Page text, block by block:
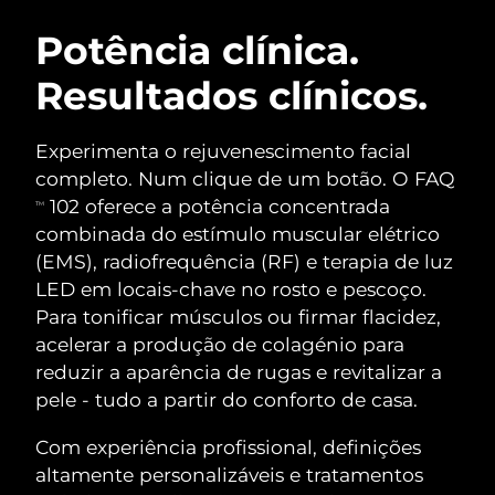
Potência clínica.
Resultados clínicos.
Experimenta o rejuvenescimento facial
completo. Num clique de um botão. O FAQ
TM
102 oferece a potência concentrada
combinada do estímulo muscular elétrico
(EMS), radiofrequência (RF) e terapia de luz
LED em locais-chave no rosto e pescoço.
Para tonificar músculos ou firmar flacidez,
acelerar a produção de colagénio para
reduzir a aparência de rugas e revitalizar a
pele - tudo a partir do conforto de casa.
Com experiência profissional, definições
altamente personalizáveis e tratamentos
LUNA™ 4 kit
Anti-aging massage
LUNA™ 4 Plus
Massage, LED heating
LUNA™ 4 Men
BEAR™ 2 kit
Microcurrent toning
BEAR™ 2 go
Microcurrent toning on-the-go
BEAR™ 2 eyes & lips
Hidratação
UFO™ 3 kit
Deep facial hydration
UFO™ 3 LED
Near-infrared and red light therapy
device
Cuidado oral
issa™ 4
Hybrid silicone sonic toothbrush
issa™ 4 plus
Smart hybrid silicone sonic toothbrush
TRATAMENTO ANTIENVELHECIMENTO
FAQ™
Antienvelhecimento Tratamentos LED
NEW
Áustria Entrega prevista
Barein Entrega prevista11/08/2026
Bélgica
Bermudas Entrega prevista16/08/2026
Bósnia e
Herzegovina
Entrega prevista 13/08/2026
Brunei Entrega prevista15/08/2026
Bulgária Entrega prevista10/08/2026
Chile Entrega prevista14/08/2026